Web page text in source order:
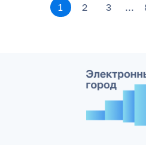
1 2 3 ...